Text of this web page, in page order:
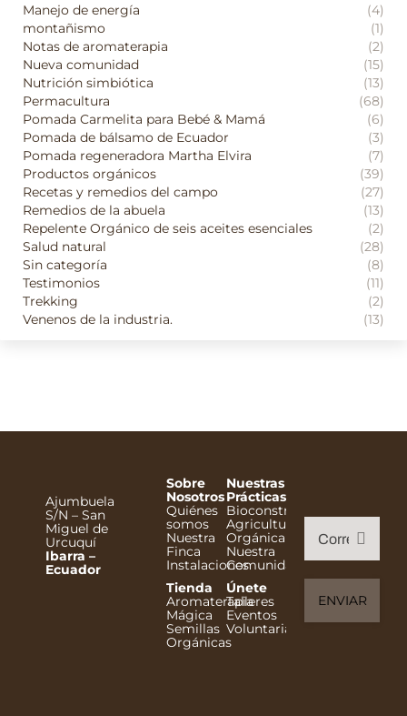
Manejo de energía
(4)
montañismo
(1)
Notas de aromaterapia
(2)
Nueva comunidad
(15)
Nutrición simbiótica
(13)
Permacultura
(68)
Pomada Carmelita para Bebé & Mamá
(6)
Pomada de bálsamo de Ecuador
(3)
Pomada regeneradora Martha Elvira
(7)
Productos orgánicos
(39)
Recetas y remedios del campo
(27)
Remedios de la abuela
(13)
Repelente Orgánico de seis aceites esenciales
(2)
Salud natural
(28)
Sin categoría
(8)
Testimonios
(11)
Trekking
(2)
Venenos de la industria.
(13)
Ajumbuela
S/N – San
Miguel de
Urcuquí
Ibarra –
Ecuador
Sobre
Nosotros
Quiénes
somos
Nuestra
Finca
Instalaciones
Tienda
Aromaterapia
Mágica
Semillas
Orgánicas
Nuestras
Prácticas
Bioconstrucción
Agricultura
Orgánica
Nuestra
Comunidad
Únete
Talleres
Eventos
Voluntariado